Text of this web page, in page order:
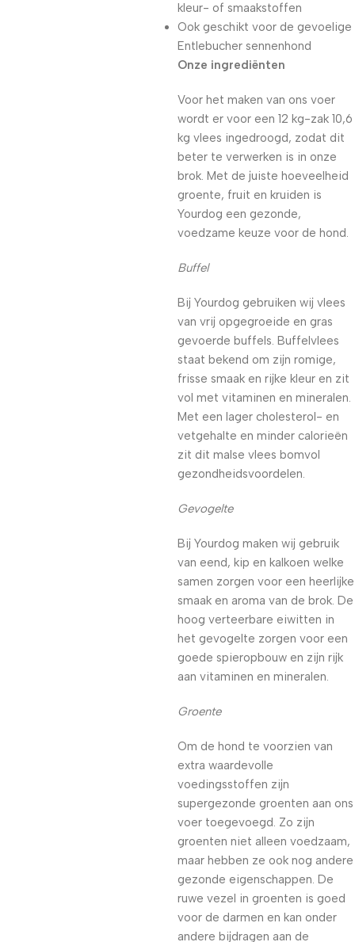
kleur- of smaakstoffen
Ook geschikt voor de gevoelige
Entlebucher sennenhond
Onze ingrediënten
Voor het maken van ons voer
wordt er voor een 12 kg-zak 10,6
kg vlees ingedroogd, zodat dit
beter te verwerken is in onze
brok. Met de juiste hoeveelheid
groente, fruit en kruiden is
Yourdog een gezonde,
voedzame keuze voor de hond.
Buffel
Bij Yourdog gebruiken wij vlees
van vrij opgegroeide en gras
gevoerde buffels. Buffelvlees
staat bekend om zijn romige,
frisse smaak en rijke kleur en zit
vol met vitaminen en mineralen.
Met een lager cholesterol- en
vetgehalte en minder calorieën
zit dit malse vlees bomvol
gezondheidsvoordelen.
Gevogelte
Bij Yourdog maken wij gebruik
van eend, kip en kalkoen welke
samen zorgen voor een heerlijke
smaak en aroma van de brok. De
hoog verteerbare eiwitten in
het gevogelte zorgen voor een
goede spieropbouw en zijn rijk
aan vitaminen en mineralen.
Groente
Om de hond te voorzien van
extra waardevolle
voedingsstoffen zijn
supergezonde groenten aan ons
voer toegevoegd. Zo zijn
groenten niet alleen voedzaam,
maar hebben ze ook nog andere
gezonde eigenschappen. De
ruwe vezel in groenten is goed
voor de darmen en kan onder
andere bijdragen aan de